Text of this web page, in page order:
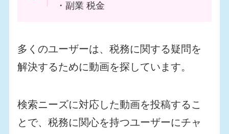
・副業 税金
多くのユーザーは、税務に関する疑問を
解決するために動画を探しています。
検索ニーズに対応した動画を投稿するこ
とで、税務に関心を持つユーザーにチャ